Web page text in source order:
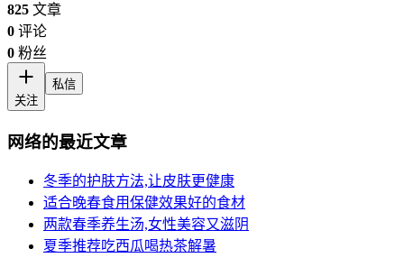
825 文章
0 评论
0 粉丝
关注
私信
网络的最近文章
冬季的护肤方法,让皮肤更健康
适合晚春食用保健效果好的食材
两款春季养生汤,女性美容又滋阴
夏季推荐吃西瓜喝热茶解暑